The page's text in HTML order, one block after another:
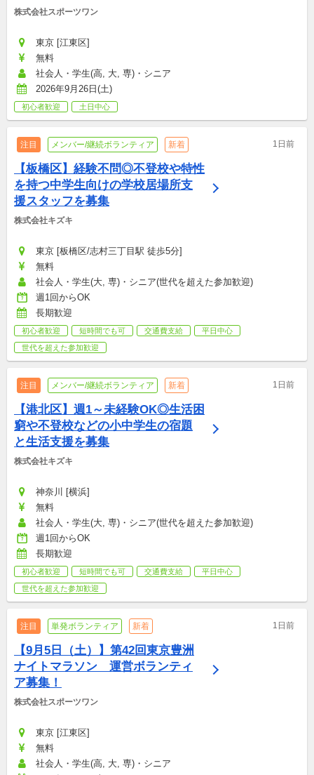
株式会社スポーツワン
東京 [江東区]
無料
社会人・学生(高, 大, 専)・シニア
2026年9月26日(土)
初心者歓迎 土日中心
注目 メンバー/継続ボランティア 新着 1日前
【板橋区】経験不問◎不登校や特性
を持つ中学生向けの学校居場所支
援スタッフを募集
株式会社キズキ
東京 [板橋区/志村三丁目駅 徒歩5分]
無料
社会人・学生(大, 専)・シニア(世代を超えた参加歓迎)
週1回からOK
長期歓迎
初心者歓迎 短時間でも可 交通費支給
平日中心
世代を超えた参加歓迎
注目 メンバー/継続ボランティア 新着 1日前
【港北区】週1～未経験OK◎生活困
窮や不登校などの小中学生の宿題
と生活支援を募集
株式会社キズキ
神奈川 [横浜]
無料
社会人・学生(大, 専)・シニア(世代を超えた参加歓迎)
週1回からOK
長期歓迎
初心者歓迎 短時間でも可 交通費支給
平日中心
世代を超えた参加歓迎
注目 単発ボランティア 新着 1日前
【9月5日（土）】第42回東京豊洲
ナイトマラソン　運営ボランティ
ア募集！
株式会社スポーツワン
東京 [江東区]
無料
社会人・学生(高, 大, 専)・シニア